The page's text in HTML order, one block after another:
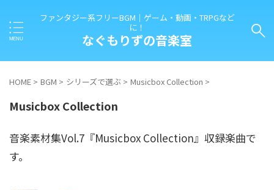
ファンタジー系フリーBGM｜ゲーム・動画・TRPGなど
に！
なぐもりずの音楽室
HOME > BGM > シリーズで選ぶ > Musicbox Collection >
Musicbox Collection
音楽素材集Vol.7『Musicbox Collection』収録楽曲で
す。